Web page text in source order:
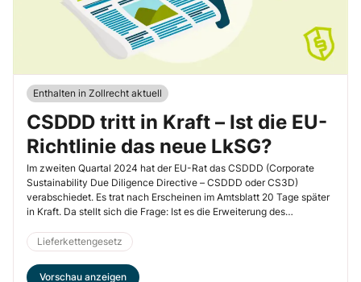
Enthalten in Zollrecht aktuell
CSDDD tritt in Kraft – Ist die EU-
Richtlinie das neue LkSG?
Im zweiten Quartal 2024 hat der EU-Rat das CSDDD (Corporate
Sustainability Due Diligence Directive – CSDDD oder CS3D)
verabschiedet. Es trat nach Erscheinen im Amtsblatt 20 Tage später
in Kraft. Da stellt sich die Frage: Ist es die Erweiterung des
Sie damit umgehen?
Lieferkettengesetz
Vorschau anzeigen